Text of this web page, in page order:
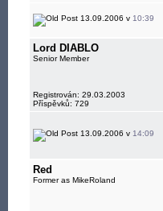
13.09.2006 v 10:39
Lord DIABLO
Senior Member
Registrován: 29.03.2003
Příspěvků: 729
13.09.2006 v 14:09
Red
Former as MikeRoland